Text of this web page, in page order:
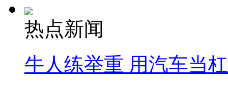
热点新闻
牛人练举重 用汽车当